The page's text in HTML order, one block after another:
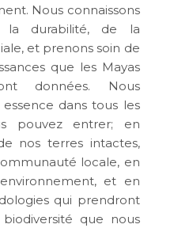
Nous connaissons
la durabilité, de la
et prenons soin de
que les Mayas
données. Nous
dans tous les
pouvez entrer; en
nos terres intactes,
locale, en
et en
qui prendront
que nous